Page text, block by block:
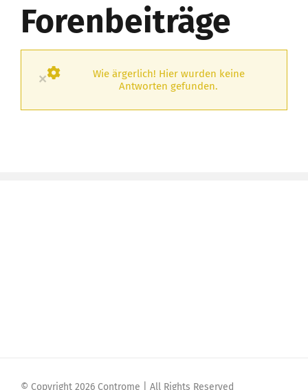
Forenbeiträge
×
Wie ärgerlich! Hier wurden keine
Antworten gefunden.
© Copyright 2026 Controme | All Rights Reserved